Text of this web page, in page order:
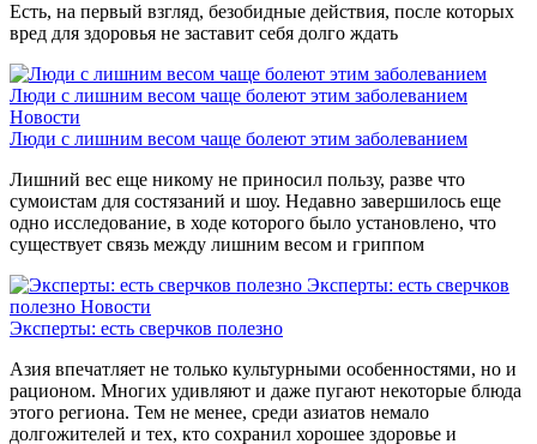
Есть, на первый взгляд, безобидные действия, после которых
вред для здоровья не заставит себя долго ждать
Люди с лишним весом чаще болеют этим заболеванием
Новости
Люди с лишним весом чаще болеют этим заболеванием
Лишний вес еще никому не приносил пользу, разве что
сумоистам для состязаний и шоу. Недавно завершилось еще
одно исследование, в ходе которого было установлено, что
существует связь между лишним весом и гриппом
Эксперты: есть сверчков
полезно Новости
Эксперты: есть сверчков полезно
Азия впечатляет не только культурными особенностями, но и
рационом. Многих удивляют и даже пугают некоторые блюда
этого региона. Тем не менее, среди азиатов немало
долгожителей и тех, кто сохранил хорошее здоровье и